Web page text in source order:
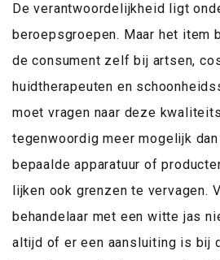
De verantwoordelijkheid ligt
beroepsgroepen. Maar het item
de consument zelf bij artsen,
huidtherapeuten en
moet vragen naar deze
tegenwoordig meer mogelijk
bepaalde apparatuur of
lijken ook grenzen te vervagen.
behandelaar met een witte jas
altijd of er een aansluiting is bij